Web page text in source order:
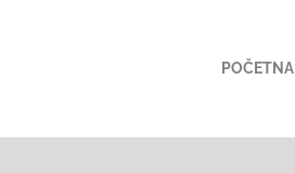
POČETNA